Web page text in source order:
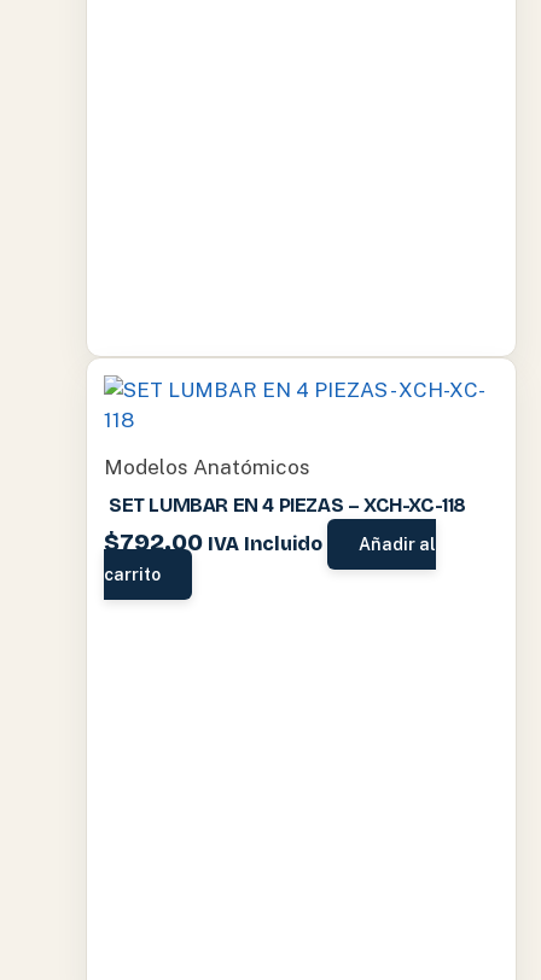
Modelos Anatómicos
SET LUMBAR EN 4 PIEZAS – XCH-XC-118
$792.00 IVA Incluido
Añadir al
carrito